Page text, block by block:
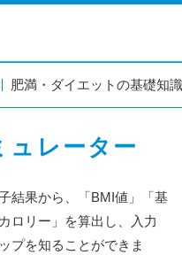
肥満・ダイエットの基礎知
ュレーター
結果から、「BMI値」「基
ロリー」を算出し、入力
プを知ることができま